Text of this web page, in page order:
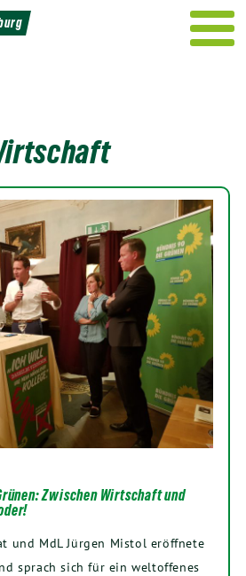
Zwischen Wirtschaft und
und MdL Jür­gen Mis­tol eröff­ne­te
sprach sich für ein welt­of­fe­nes